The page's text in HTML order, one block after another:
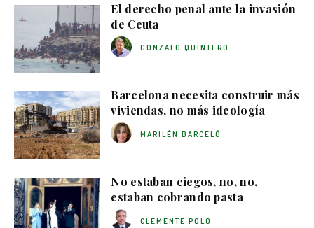
El derecho penal ante la invasión
de Ceuta
GONZALO QUINTERO
Barcelona necesita construir más
viviendas, no más ideología
MARILÉN BARCELÓ
No estaban ciegos, no, no,
estaban cobrando pasta
CLEMENTE POLO